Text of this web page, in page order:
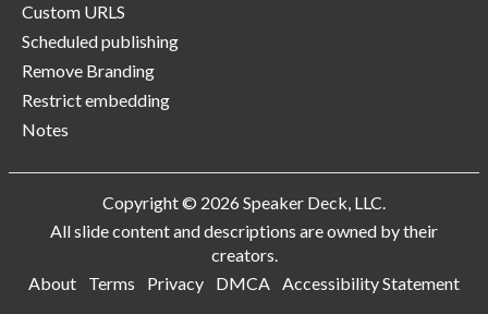
Custom URLS
Scheduled publishing
Remove Branding
Restrict embedding
Notes
Copyright © 2026 Speaker Deck, LLC.
All slide content and descriptions are owned by their
creators.
About
Terms Privacy DMCA Accessibility Statement